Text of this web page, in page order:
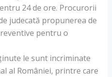
24 de ore. Procurorii
judecată propunerea de
pentru o
le sunt incriminate
al României, printre care